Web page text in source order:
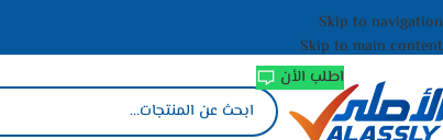
Skip to navigation
Skip to main content
اطلب الأن